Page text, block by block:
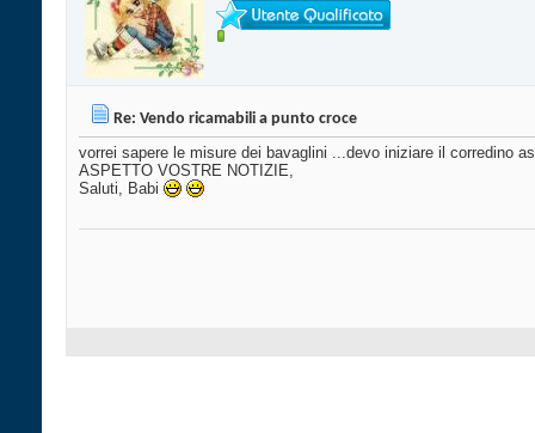
Re: Vendo ricamabili a punto croce
vorrei sapere le misure dei bavaglini ...devo iniziare il corredino
ASPETTO VOSTRE NOTIZIE,
Saluti, Babi